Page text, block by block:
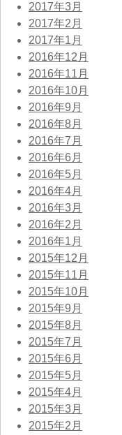
2017年3月
2017年2月
2017年1月
2016年12月
2016年11月
2016年10月
2016年9月
2016年8月
2016年7月
2016年6月
2016年5月
2016年4月
2016年3月
2016年2月
2016年1月
2015年12月
2015年11月
2015年10月
2015年9月
2015年8月
2015年7月
2015年6月
2015年5月
2015年4月
2015年3月
2015年2月